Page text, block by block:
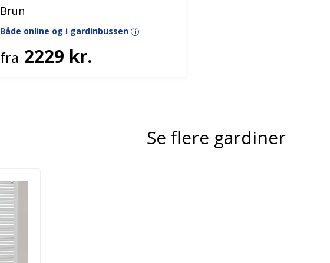
Brun
Både online og i gardinbussen i
fra 2229 kr.
Se flere gardiner